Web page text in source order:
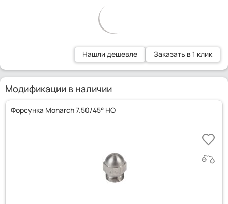
Нашли дешевле Заказать в 1 клик
Модификации в наличии
Форсунка Monarch 7.50/45° HO